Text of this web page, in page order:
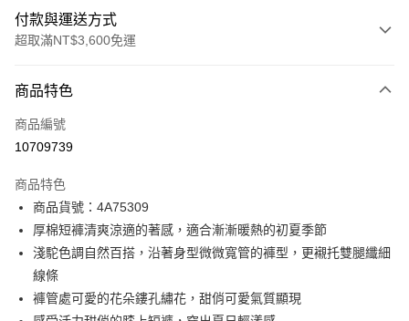
付款與運送方式
超取滿NT$3,600免運
信用卡一次付款
信用卡分期付款
合作金庫商業銀行
華南商業銀行
上海商業儲蓄銀行
台北富邦商業銀行
國泰世華商業銀行
兆豐國際商業銀行
臺灣中小企業銀行
匯豐（台灣）商業銀行
華泰商業銀行
聯邦商業銀行
遠東國際商業銀行
超商取貨付款
LINE Pay
Apple Pay
街口支付
商品特色
商品編號
10709739
商品特色
商品貨號：4A75309
厚棉短褲清爽涼適的著感，適合漸漸暖熱的初夏季節
淺駝色調自然百搭，沿著身型微微寬管的褲型，更襯托雙腿纖細
線條
褲管處可愛的花朵鏤孔繡花，甜俏可愛氣質顯現